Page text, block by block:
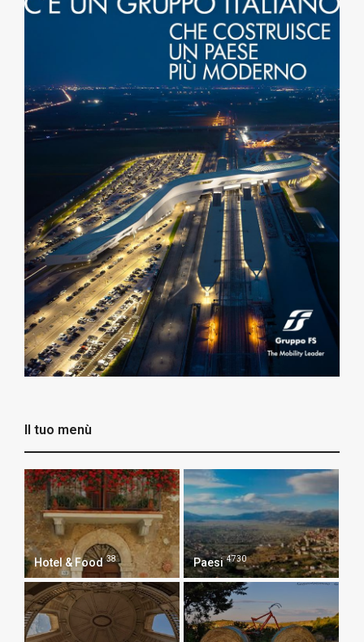
Il tuo menù
Hotel & Food 38 Paesi 4730